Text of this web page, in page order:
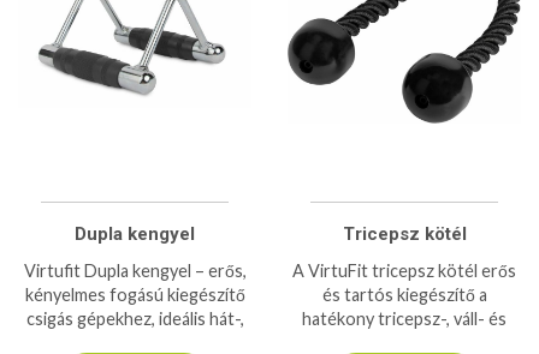
Dupla kengyel
Virtufit Dupla kengyel – erős,
kényelmes fogású kiegészítő
csigás gépekhez, ideális hát-,
Tricepsz kötél
A VirtuFit tricepsz kötél erős
és tartós kiegészítő a
hatékony tricepsz-, váll- és